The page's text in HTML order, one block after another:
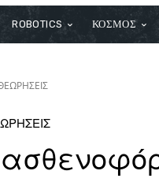
ROBOTICS ΚΟΣΜΟΣ